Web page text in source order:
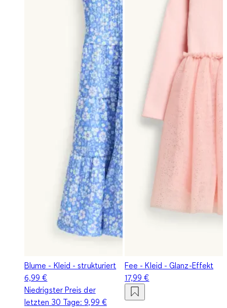
Blume - Kleid - strukturiert
6,99 €
Niedrigster Preis der
letzten 30 Tage:9,99 €
Fee - Kleid - Glanz-Effekt
17,99 €